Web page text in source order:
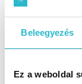
Beleegyezés
Ez a weboldal